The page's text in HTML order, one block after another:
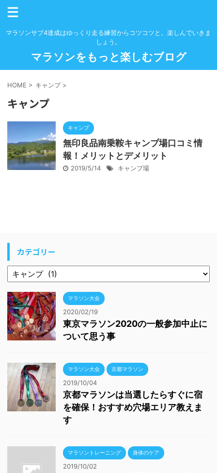
マラソンサブ4達成はゆっくり走る練習からコツコツと。楽しんでいきま
しょう。
マラソンをもっと楽しむブログ
HOME > キャンプ >
キャンプ
キャンプ
無印良品南乗鞍キャンプ場口コミ情
報！メリットとデメリット
2019/5/14 キャンプ場
カテゴリー
マラソン大会
2020/02/19
東京マラソン2020の一般参加中止に
ついて思う事
マラソン大会 京都マラソン
2019/10/04
京都マラソンは当選したらすぐに宿
を確保！おすすめ穴場エリア教えま
す
マラソントレーニング 身体のケア
2019/10/02